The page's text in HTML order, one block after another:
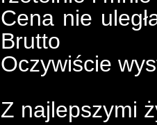
Cena nie
Brutto
Oczywiście
Z najlepszymi